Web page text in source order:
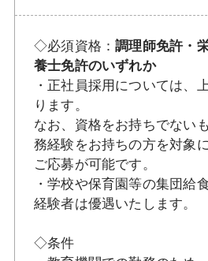
◇必須資格：調理師免許・
養士免許のいずれか
・正社員採用については、
ります。
なお、資格をお持ちでない
務経験をお持ちの方を対象
ご応募が可能です。
・学校や保育園等の集団給
経験者は優遇いたします。
◇条件